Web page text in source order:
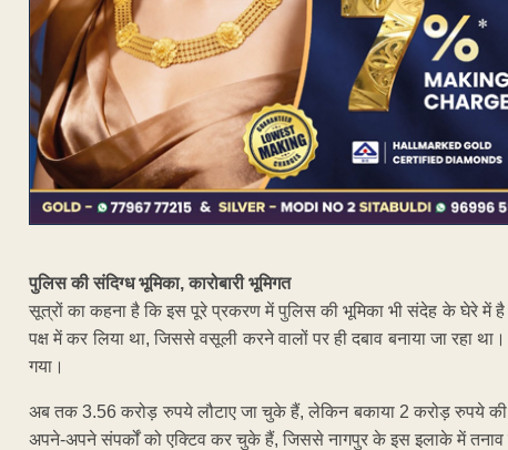
पुलिस की संदिग्ध भूमिका, कारोबारी भूमिगत
सूत्रों का कहना है कि इस पूरे प्रकरण में पुलिस की भूमिका भी संदेह के घेरे में
पक्ष में कर लिया था, जिससे वसूली करने वालों पर ही दबाव बनाया जा रहा
गया।
अब तक 3.56 करोड़ रुपये लौटाए जा चुके हैं, लेकिन बकाया 2 करोड़ रुपये की
अपने-अपने संपर्कों को एक्टिव कर चुके हैं, जिससे नागपुर के इस इलाके में तनाव